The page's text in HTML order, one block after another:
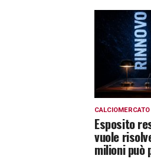
CALCIOMERCATO
Esposito
vuole
milioni può